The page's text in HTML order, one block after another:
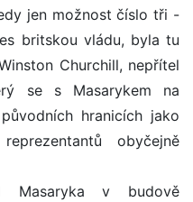
jen možnost číslo tři -
britskou vládu, byla tu
Churchill, nepřítel
se s Masarykem na
hranicích jako
obyčejně
Masaryka v budově